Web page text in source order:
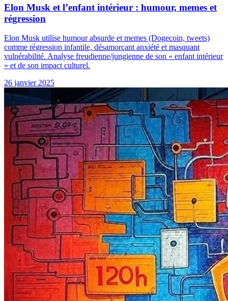
Elon Musk et l’enfant intérieur : humour, memes et
régression
Elon Musk utilise humour absurde et memes (Dogecoin, tweets)
comme régression infantile, désamorçant anxiété et masquant
vulnérabilité. Analyse freudienne/jungienne de son « enfant intérieur
» et de son impact culturel.
26 janvier 2025